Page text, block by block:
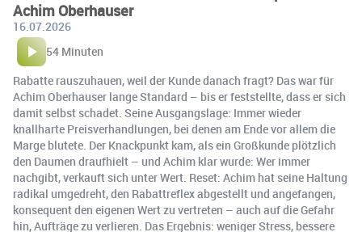
Achim Oberhauser
16.07.2026
54 Minuten
Rabatte rauszuhauen, weil der Kunde danach fragt? Das war für
Achim Oberhauser lange Standard – bis er feststellte, dass er sich
damit selbst schadet. Seine Ausgangslage: Immer wieder
knallharte Preisverhandlungen, bei denen am Ende vor allem die
Marge blutete. Der Knackpunkt kam, als ein Großkunde plötzlich
den Daumen draufhielt – und Achim klar wurde: Wer immer
nachgibt, verkauft sich unter Wert. Reset: Achim hat seine Haltung
radikal umgedreht, den Rabattreflex abgestellt und angefangen,
konsequent den eigenen Wert zu vertreten – auch auf die Gefahr
hin, Aufträge zu verlieren. Das Ergebnis: weniger Stress, bessere